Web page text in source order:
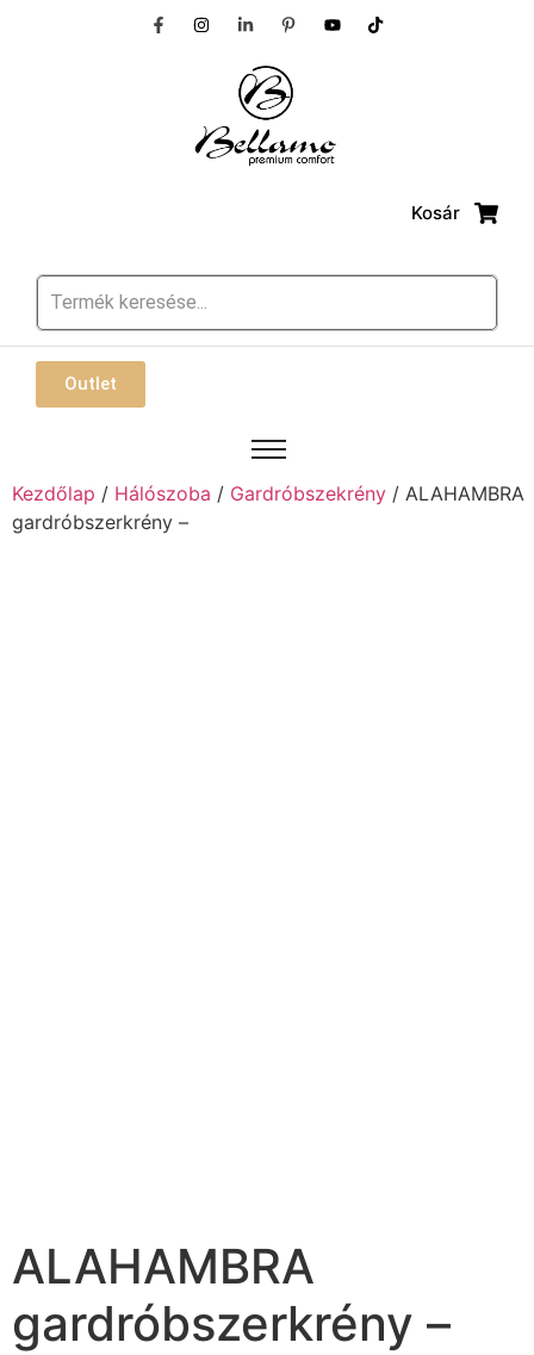
Kosár
Outlet
Kezdőlap / Hálószoba / Gardróbszekrény / ALAHAMBRA
gardróbszerkrény –
ALAHAMBRA
gardróbszerkrény –